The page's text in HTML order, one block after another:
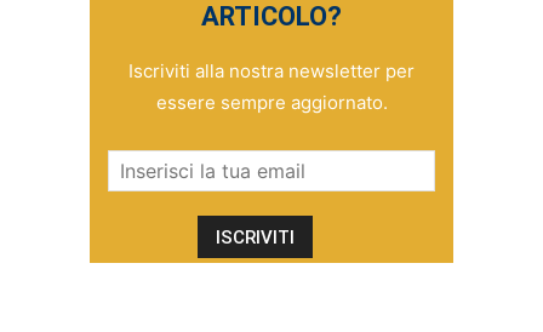
ARTICOLO?
Iscriviti alla nostra newsletter per
essere sempre aggiornato.